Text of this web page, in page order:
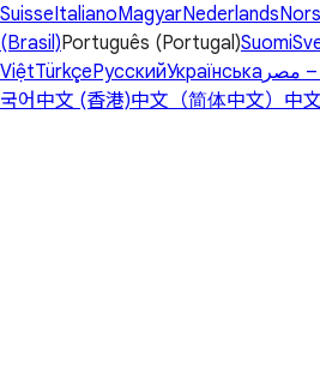
SuisseItalianoMagyarNederlands
(Brasil)Português (Portugal)Suomi
ViệtTürkçeРусскийУкраїнська – مصر
국어 中文 (香港)中文（简体中文） 中